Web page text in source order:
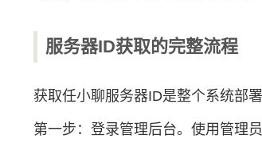
服务器ID获取的完整流程
获取任小聊服务器ID是整个系统部
第一步：登录管理后台。使用管理